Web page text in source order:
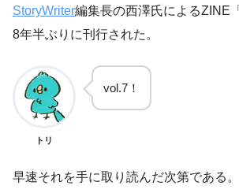
StoryWriter編集長の西澤氏によるZINE「
8年半ぶりに刊行された。
トリ
vol.7！
早速それを手に取り読んだ次第である。